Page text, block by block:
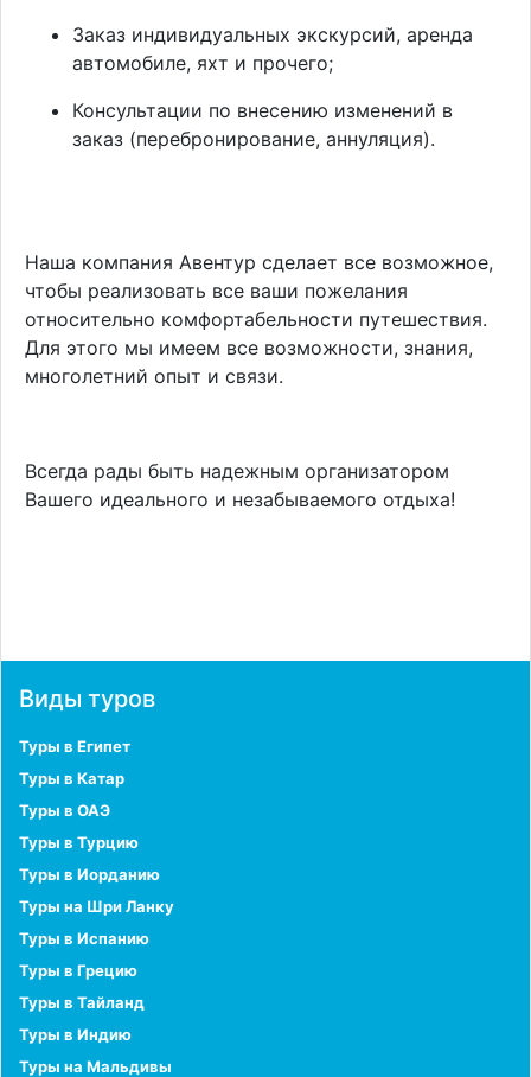
Заказ индивидуальных экскурсий, аренда
автомобиле, яхт и прочего;
Консультации по внесению изменений в
заказ (перебронирование, аннуляция).
Наша компания Авентур сделает все возможное,
чтобы реализовать все ваши пожелания
относительно комфортабельности путешествия.
Для этого мы имеем все возможности, знания,
многолетний опыт и связи.
Всегда рады быть надежным организатором
Вашего идеального и незабываемого отдыха!
Виды туров
Туры в Египет
Туры в Катар
Туры в ОАЭ
Туры в Турцию
Туры в Иорданию
Туры на Шри Ланку
Туры в Испанию
Туры в Грецию
Туры в Тайланд
Туры в Индию
Туры на Мальдивы